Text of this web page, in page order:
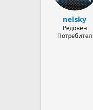
nelsky
Редовен
Потребител